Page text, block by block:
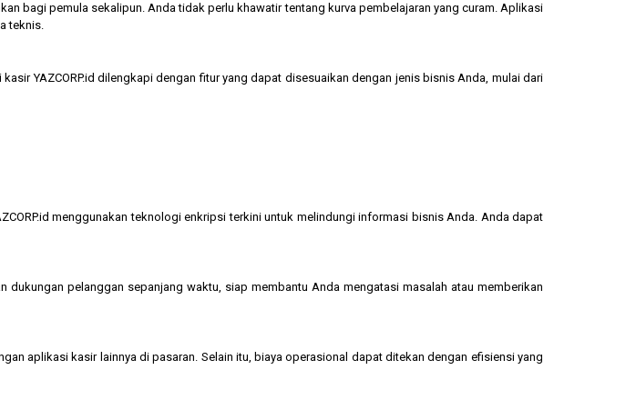
bagi pemula sekalipun. Anda tidak perlu khawatir tentang kurva pembelajaran yang curam. Aplikasi
teknis.
YAZCORP.id dilengkapi dengan fitur yang dapat disesuaikan dengan jenis bisnis Anda, mulai dari
menggunakan teknologi enkripsi terkini untuk melindungi informasi bisnis Anda. Anda dapat
dukungan pelanggan sepanjang waktu, siap membantu Anda mengatasi masalah atau memberikan
aplikasi kasir lainnya di pasaran. Selain itu, biaya operasional dapat ditekan dengan efisiensi yang